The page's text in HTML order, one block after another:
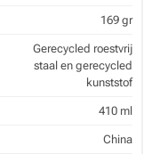
169 gr
Gerecycled roestvrij
staal en gerecycled
kunststof
410 ml
China